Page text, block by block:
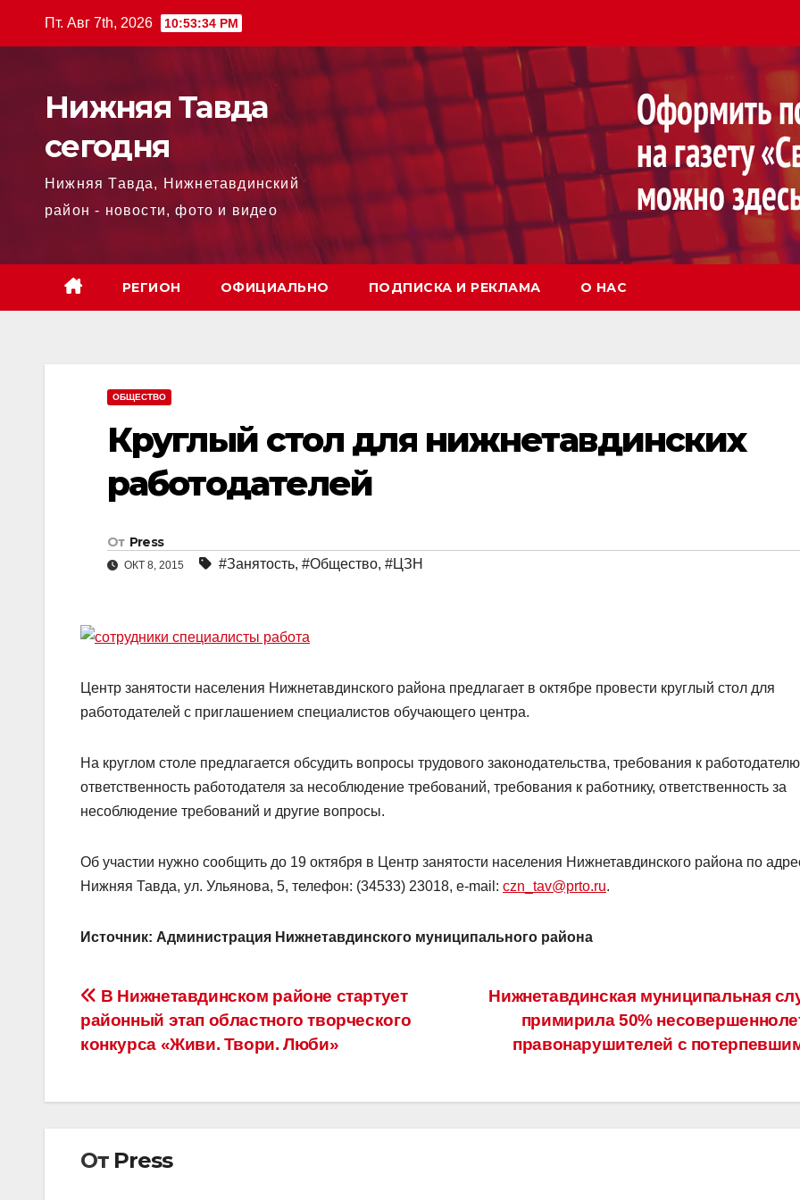
Пт. Авг 7th, 2026 10:53:35 PM
Нижняя Тавда
сегодня
Нижняя Тавда, Нижнетавдинский
район - новости, фото и видео
РЕГИОН ОФИЦИАЛЬНО ПОДПИСКА И РЕКЛАМА О НАС
ОБЩЕСТВО
Круглый стол для нижнетавдинских
работодателей
От Press
ОКТ 8, 2015 #Занятость, #Общество, #ЦЗН
Центр занятости населения Нижнетавдинского района предлагает в октябре провести круглый стол для
работодателей с приглашением специалистов обучающего центра.
На круглом столе предлагается обсудить вопросы трудового законодательства, требования к
ответственность работодателя за несоблюдение требований, требования к работнику, ответственность за
несоблюдение требований и другие вопросы.
Об участии нужно сообщить до 19 октября в Центр занятости населения Нижнетавдинского района по
Нижняя Тавда, ул. Ульянова, 5, телефон: (34533) 23018, e-mail: czn_tav@prto.ru.
Источник: Администрация Нижнетавдинского муниципального района
Навигация
по
Нижнетавдинская муниципальная
примирила 50%
правонарушителей с
В Нижнетавдинском районе стартует
районный этап областного творческого
конкурса «Живи. Твори. Люби»
От Press